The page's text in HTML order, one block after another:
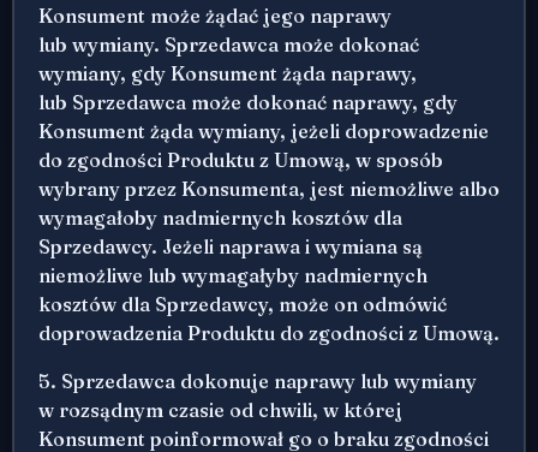
Konsument może żądać jego naprawy
lub wymiany. Sprzedawca może dokonać
wymiany, gdy Konsument żąda naprawy,
lub Sprzedawca może dokonać naprawy, gdy
Konsument żąda wymiany, jeżeli doprowadzenie
do zgodności Produktu z Umową, w sposób
wybrany przez Konsumenta, jest niemożliwe albo
wymagałoby nadmiernych kosztów dla
Sprzedawcy. Jeżeli naprawa i wymiana są
niemożliwe lub wymagałyby nadmiernych
kosztów dla Sprzedawcy, może on odmówić
doprowadzenia Produktu do zgodności z Umową.
5. Sprzedawca dokonuje naprawy lub wymiany
w rozsądnym czasie od chwili, w której
Konsument poinformował go o braku zgodności